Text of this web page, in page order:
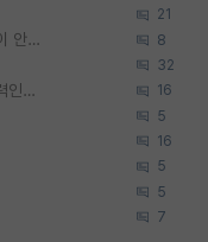
21
석박사 과정 합격하고, 컨택했던교수님이 연락이 안됩니다... 8
32
박사진학하기에 2억은 괜찮은 (?) 정도의 경제력인가요 16
5
16
5
5
7